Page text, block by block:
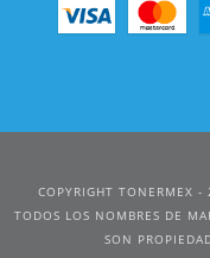
COPYRIGHT TONERMEX -